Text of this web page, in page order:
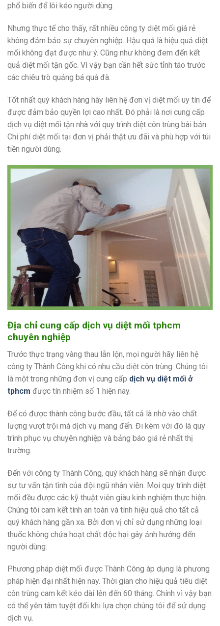
phổ biến để lôi kéo người dùng.
Nhưng thực tế cho thấy, rất nhiều công ty diệt mối giá rẻ
không đảm bảo sự chuyên nghiệp. Hậu quả là hiệu quả diệt
mối không đạt được như ý. Cũng như không đem đến kết
quả diệt mối tận gốc. Vì vậy bạn cần hết sức tỉnh táo trước
các chiêu trò quảng bá quá đà.
Tốt nhất quý khách hàng hãy liên hệ đơn vị diệt mối uy tín để
được đảm bảo quyền lợi cao nhất. Đó phải là nơi cung cấp
dịch vụ diệt mối tận nhà với quy trình diệt côn trùng bài bản.
Chi phí diệt mối tại đơn vị phải thật ưu đãi và phù hợp với túi
tiền người dùng.
Địa chỉ cung cấp dịch vụ diệt mối tphcm
chuyên nghiệp
Trước thực trạng vàng thau lẫn lộn, mọi người hãy liên hệ
công ty Thành Công khi có nhu cầu diệt côn trùng. Chúng tôi
là một trong những đơn vị cung cấp dịch vụ diệt mối ở
tphcm được tín nhiệm số 1 hiện nay.
Để có được thành công bước đầu, tất cả là nhờ vào chất
lượng vượt trội mà dịch vụ mang đến. Đi kèm với đó là quy
trình phục vụ chuyên nghiệp và bảng báo giá rẻ nhất thị
trường.
Đến với công ty Thành Công, quý khách hàng sẽ nhận được
sự tư vấn tận tình của đội ngũ nhân viên. Mọi quy trình diệt
mối đều được các kỹ thuật viên giàu kinh nghiệm thực hiện.
Chúng tôi cam kết tính an toàn và tính hiệu quả cho tất cả
quý khách hàng gần xa. Bởi đơn vị chỉ sử dụng những loại
thuốc không chứa hoạt chất độc hại gây ảnh hưởng đến
người dùng.
Phương pháp diệt mối được Thành Công áp dụng là phương
pháp hiện đại nhất hiện nay. Thời gian cho hiệu quả tiêu diệt
côn trùng cam kết kéo dài lên đến 60 tháng. Chính vì vậy bạn
có thể yên tâm tuyệt đối khi lựa chọn chúng tôi để sử dụng
dịch vụ.